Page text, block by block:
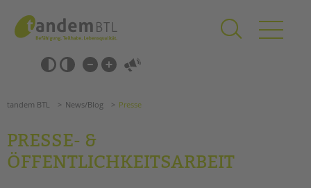
springen
Barrierefrei-
Einstellungen
überspringen
überspringen
SCHULE & GANZTAG
tandem BTL News/Blog Presse
PRESSE- &
ÖFFENTLICHKEITSARBEIT